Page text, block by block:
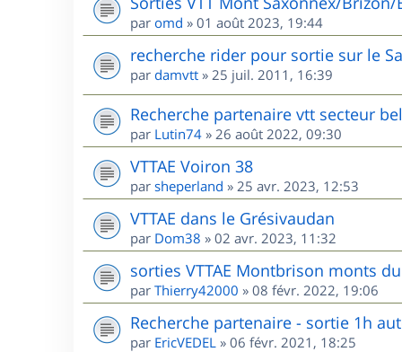
par omd » 01 août 2023, 19:44
recherche rider pour sortie sur le
par damvtt » 25 juil. 2011, 16:39
Recherche partenaire vtt secteur
par Lutin74 » 26 août 2022, 09:30
VTTAE Voiron 38
par sheperland » 25 avr. 2023, 12:53
VTTAE dans le Grésivaudan
par Dom38 » 02 avr. 2023, 11:32
sorties VTTAE Montbrison monts du
par Thierry42000 » 08 févr. 2022, 19:06
Recherche partenaire - sortie 1h
par EricVEDEL » 06 févr. 2021, 18:25